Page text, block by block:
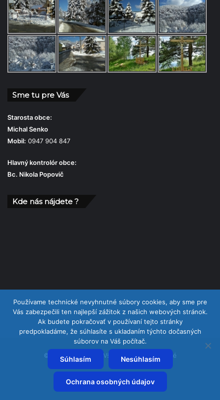
Sme tu pre Vás
Starosta obce:
Michal Senko
Mobil: 0947 904 847
Hlavný kontrolór obce:
Bc. Nikola Popovič
Kde nás nájdete ?
© Copyright 2026, Všetky práva vyhradené
Facebook
Používame technické nevyhnutné súbory cookies, aby sme pre
Vás zabezpečili ten najlepší zážitok z našich webových stránok.
Ak budete pokračovať v používaní tejto stránky
predpokladáme, že súhlasíte s ukladaním týchto dočasných
súborov na Váš počítač.
Súhlasím Nesúhlasím
Ochrana osobných údajov